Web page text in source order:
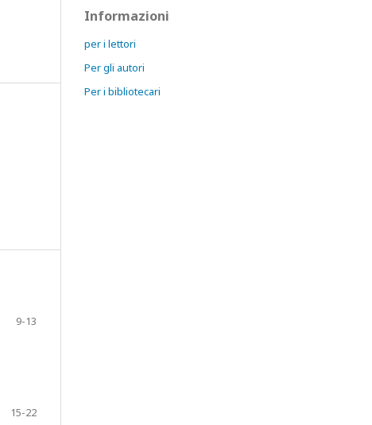
9-13
15-22
Informazioni
per i lettori
Per gli autori
Per i bibliotecari